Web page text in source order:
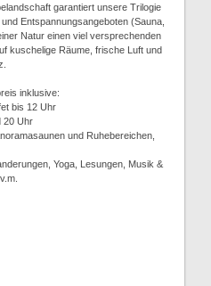
garantiert unsere Trilogie
Entspannungsangeboten (Sauna,
Natur einen viel versprechenden
kuschelige Räume, frische Luft und
inklusive:
bis 12 Uhr
20 Uhr
und Ruhebereichen,
Yoga, Lesungen, Musik &